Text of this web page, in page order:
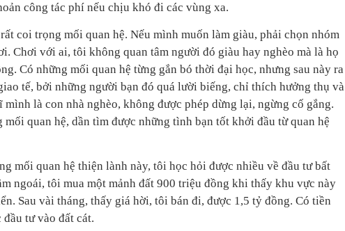
công tác phí nếu chịu khó đi các vùng xa.
coi trọng mối quan hệ. Nếu mình muốn làm giàu, phải chọn nhóm
Chơi với ai, tôi không quan tâm người đó giàu hay nghèo mà là họ
Có những mối quan hệ từng gắn bó thời đại học, nhưng sau này ra
tế, bởi những người bạn đó quá lười biếng, chỉ thích hưởng thụ và
mình là con nhà nghèo, không được phép dừng lại, ngừng cố gắng.
mối quan hệ, dần tìm được những tình bạn tốt khởi đầu từ quan hệ
mối quan hệ thiện lành này, tôi học hỏi được nhiều về đầu tư bất
ngoái, tôi mua một mảnh đất 900 triệu đồng khi thấy khu vực này
Sau vài tháng, thấy giá hời, tôi bán đi, được 1,5 tỷ đồng. Có tiền
tư vào đất cát.